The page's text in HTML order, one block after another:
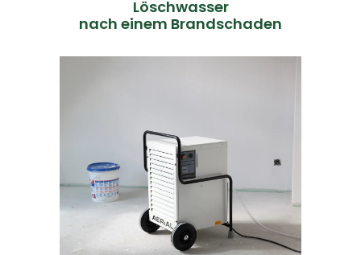
Löschwasser
nach einem Brandschaden
Nicht jeder Schaden entsteht
plötzlich. Gerade im Neubau
oder Umbau steckt häufig viel
Restfeuchte im Gebäude, die
ohne gezielte Bautrocknung zu
Verzögerungen und
Folgeschäden führen kann.